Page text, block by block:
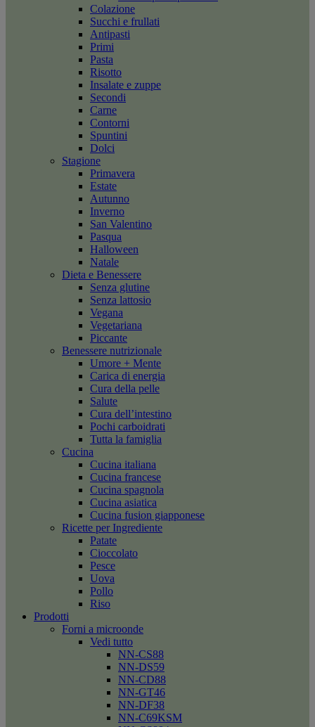
Colazione
Succhi e frullati
Antipasti
Primi
Pasta
Risotto
Insalate e zuppe
Secondi
Carne
Contorni
Spuntini
Dolci
Stagione
Primavera
Estate
Autunno
Inverno
San Valentino
Pasqua
Halloween
Natale
Dieta e Benessere
Senza glutine
Senza lattosio
Vegana
Vegetariana
Piccante
Benessere nutrizionale
Umore + Mente
Carica di energia
Cura della pelle
Salute
Cura dell’intestino
Pochi carboidrati
Tutta la famiglia
Cucina
Cucina italiana
Cucina francese
Cucina spagnola
Cucina asiatica
Cucina fusion giapponese
Ricette per Ingrediente
Patate
Cioccolato
Pesce
Uova
Pollo
Riso
Prodotti
Forni a microonde
Vedi tutto
NN-CS88
NN-DS59
NN-CD88
NN-GT46
NN-DF38
NN-C69KSM